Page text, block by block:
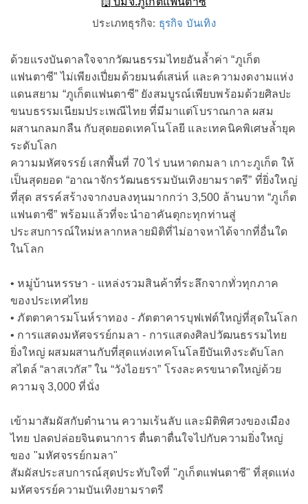
ประเภทธุรกิจ: ธุรกิจ บันเทิง
ด้วยแรงบันดาลใจจากวัฒนธรรมไทยอันล้ำค่า “ภูเก็ต
แฟนตาซี” ไม่เพียงเปี่ยมด้วยมนต์เสน่ห์ และความงดงามแห่ง
แดนสยาม “ภูเก็ตแฟนตาซี” ยังสมบูรณ์เพียบพร้อมด้วยศิลปะ
ขนบธรรมเนียมประเพณีไทย ที่มีมาแต่โบราณกาล ผสม
ผสานกลมกลืน กับสุดยอดเทคโนโลยี และเทคนิคพิเศษล้ำยุค
ระดับโลก
ความมหัศจรรย์ เสกพื้นที่ 70 ไร่ บนหาดกมลา เกาะภูเก็ต ให้
เป็นสุดยอด “อาณาจักรวัฒนธรรมบันเทิงยามราตรี” ที่ยิ่งใหญ่
ที่สุด สรรค์สร้างจากงบลงทุนมากกว่า 3,500 ล้านบาท “ภูเก็ต
แฟนตาซี” พร้อมแล้วที่จะนำอาคันตุกะทุกท่านสู่
ประสบการณ์ใหม่หลากหลายมิติที่ไม่อาจหาได้จากที่อื่นใด
ในโลก
• หมู่บ้านหรรษา - แหล่งรวมสินค้าที่ระลึกจากทั่วทุกภาค
ของประเทศไทย
• ภัตตาคารมโนห์ราทอง - ภัตตาคารบุฟเฟต์ใหญ่ที่สุดในโลก
• การแสดงมหัศจรรย์กมลา - การแสดงศิลปวัฒนธรรมไทย
ยิ่งใหญ่ ผสมผสานกับที่สุดแห่งเทคโนโลยีบันเทิงระดับโลก
สไตล์ “ลาสเวกัส” ใน “วังไอยรา” โรงละครขนาดใหญ่ด้วย
ความจุ 3,000 ที่นั่ง
เข้ามาสัมผัสกับตำนาน ความเร้นลับ และมิติพิศวงของเมือง
ไทย ปลดปล่อยจินตนาการ ตื่นตาตื่นใจไปกับความยิ่งใหญ่
ของ "มหัศจรรย์กมลา"
สัมผัสประสบการณ์สุดประทับใจที่ "ภูเก็ตแฟนตาซี" ที่สุดแห่ง
มหัศจรรย์ความบันเทิงยามราตรี